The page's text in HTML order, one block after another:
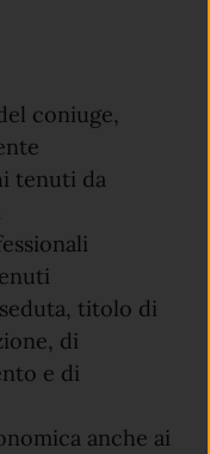
coniuge,
tenuti da
titolo di
di
e di
anche ai